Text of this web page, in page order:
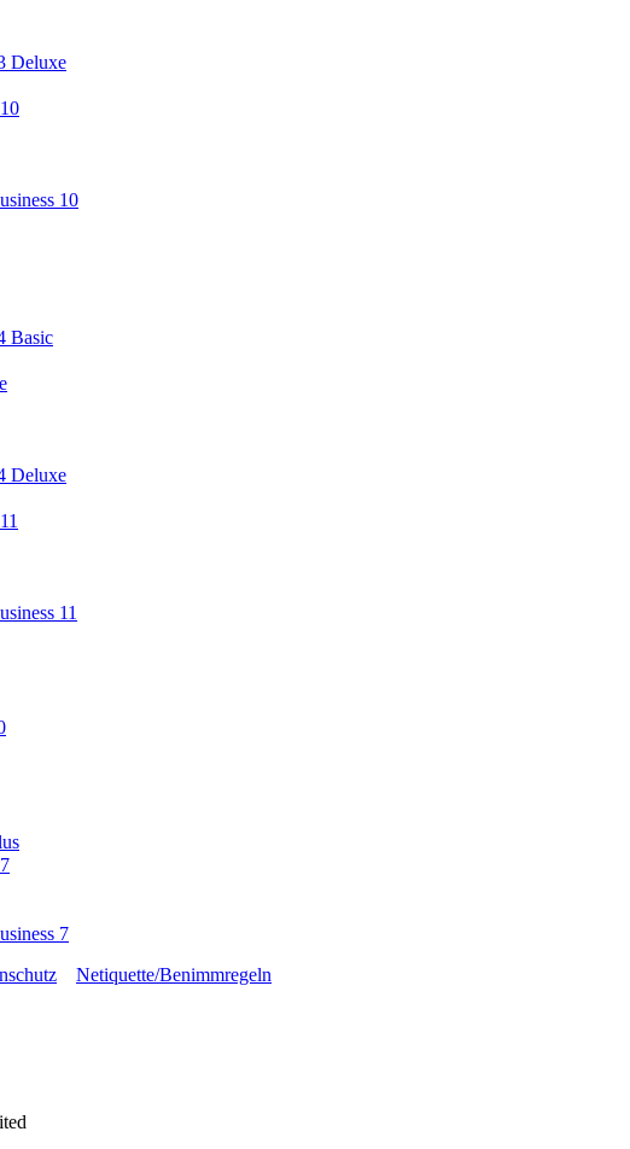
Deluxe
10
Basic
Deluxe
11
7
Netiquette/Benimmregeln